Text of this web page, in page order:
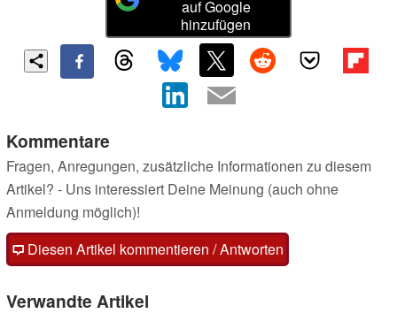
auf Google
hinzufügen
Kommentare
Fragen, Anregungen, zusätzliche Informationen zu diesem
Artikel? - Uns interessiert Deine Meinung (auch ohne
Anmeldung möglich)!
Diesen Artikel kommentieren / Antworten
Verwandte Artikel